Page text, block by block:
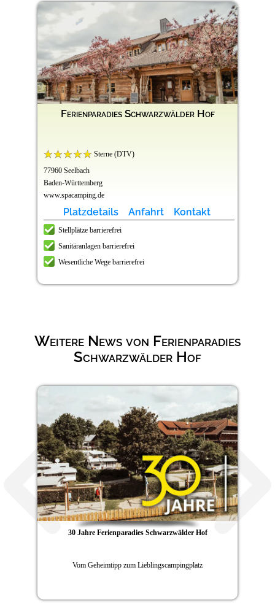
Ferienparadies Schwarzwälder Hof
Sterne (DTV)
77960 Seelbach
Baden-Württemberg
www.spacamping.de
Platzdetails Anfahrt Kontakt
Stellplätze barrierefrei
Sanitäranlagen barrierefrei
Wesentliche Wege barrierefrei
Weitere News von Ferienparadies
Schwarzwälder Hof
30 Jahre Ferienparadies Schwarzwälder Hof
Vom Geheimtipp zum Lieblingscampingplatz